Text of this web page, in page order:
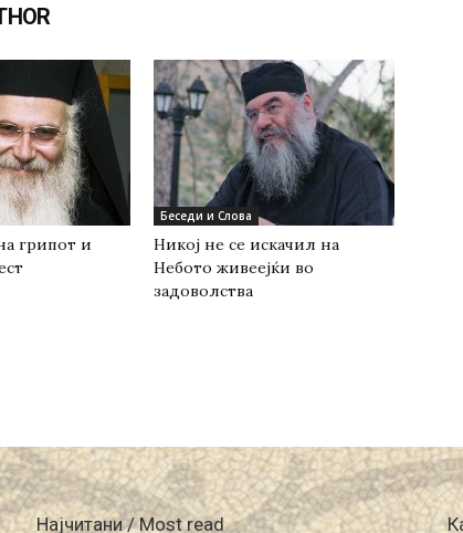
грипот и
Беседи и Слова
Никој не се искачил на
Небото живеејќи во
задоволства
Најчитани / Most read